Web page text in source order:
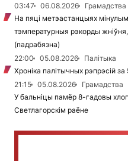
03:47
06.08.2026
Грамадства
На пяці метэастанцыях
тэмпературныя рэкорды
(падрабязна)
22:00
05.08.2026
Палітыка
Хроніка палітычных рэпрэсій
21:15
05.08.2026
Грамадства
У бальніцы памёр 8-гадовы
Светлагорскім раёне